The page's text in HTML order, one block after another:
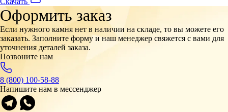
Оформить заказ
Если нужного камня нет в наличии на складе, то вы можете его
заказать. Заполните форму и наш менеджер свяжется с вами для
уточнения деталей заказа.
Позвоните нам
8 (800) 100-58-88
Напишите нам в мессенджер